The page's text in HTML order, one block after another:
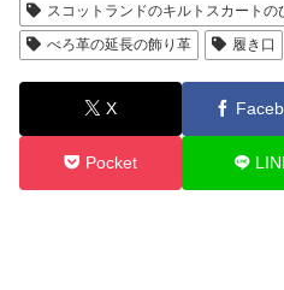
スコットランドのキルトスカートの
べろ革の延長の飾り革
履き口
X
Pocket